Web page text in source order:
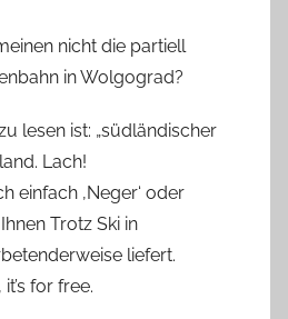
nicht die partiell
in Wolgograd?
lesen ist: „südländischer
Lach!
einfach ‚Neger‘ oder
Trotz Ski in
liefert.
for free.